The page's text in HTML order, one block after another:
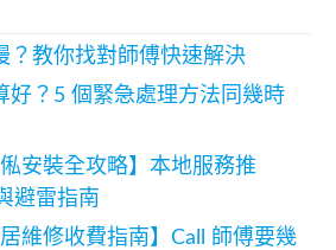
？教你找對師傅快速解決
好？5 個緊急處理方法同幾時
安裝全攻略】本地服務推
避雷指南
維修收費指南】Call 師傅要幾